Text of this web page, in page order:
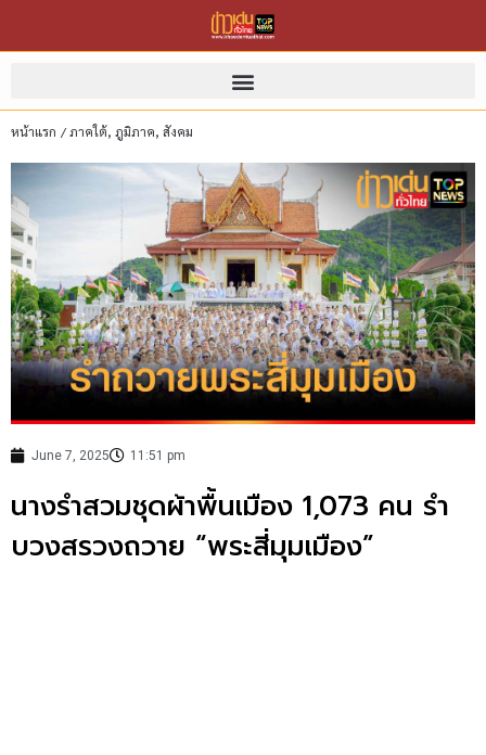
หน้าแรก /ภาคใต้, ภูมิภาค, สังคม
June 7, 2025 11:51 pm
นางรำสวมชุดผ้าพื้นเมือง 1,073 คน รำ
บวงสรวงถวาย “พระสี่มุมเมือง”